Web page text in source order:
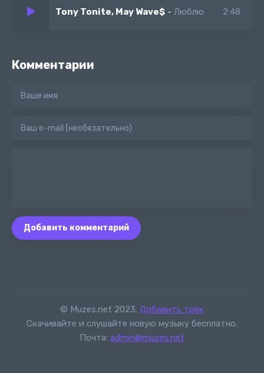
Tony Tonite, May Wave$ - Люблю 2:48
Комментарии
Добавить комментарий
© Muzes.net 2023. Добавить трек
Скачивайте и слушайте новую музыку бесплатно.
Почта: admin@muzes.net